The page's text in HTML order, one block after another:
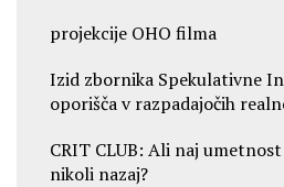
projekcije OHO filma
Izid zbornika Spekulativne
oporišča v razpadajočih
CRIT CLUB: Ali naj
nikoli nazaj?